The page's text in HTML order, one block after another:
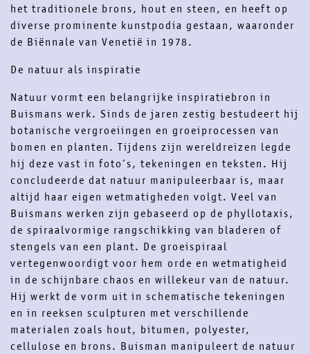
het traditionele brons, hout en steen, en heeft op
diverse prominente kunstpodia gestaan, waaronder
de Biënnale van Venetië in 1978.
De natuur als inspiratie
Natuur vormt een belangrijke inspiratiebron in
Buismans werk. Sinds de jaren zestig bestudeert hij
botanische vergroeiingen en groeiprocessen van
bomen en planten. Tijdens zijn wereldreizen legde
hij deze vast in foto’s, tekeningen en teksten. Hij
concludeerde dat natuur manipuleerbaar is, maar
altijd haar eigen wetmatigheden volgt. Veel van
Buismans werken zijn gebaseerd op de phyllotaxis,
de spiraalvormige rangschikking van bladeren of
stengels van een plant. De groeispiraal
vertegenwoordigt voor hem orde en wetmatigheid
in de schijnbare chaos en willekeur van de natuur.
Hij werkt de vorm uit in schematische tekeningen
en in reeksen sculpturen met verschillende
materialen zoals hout, bitumen, polyester,
cellulose en brons. Buisman manipuleert de natuur